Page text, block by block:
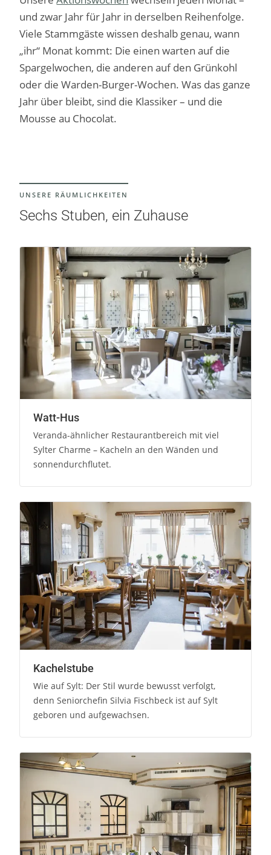
und zwar Jahr für Jahr in derselben Reihenfolge.
Viele Stammgäste wissen deshalb genau, wann
„ihr“ Monat kommt: Die einen warten auf die
Spargelwochen, die anderen auf den Grünkohl
oder die Warden-Burger-Wochen. Was das ganze
Jahr über bleibt, sind die Klassiker – und die
Mousse au Chocolat.
UNSERE RÄUMLICHKEITEN
Sechs Stuben, ein Zuhause
Watt-Hus
Veranda-ähnlicher Restaurantbereich mit viel
Sylter Charme – Kacheln an den Wänden und
sonnendurchflutet.
Kachelstube
Wie auf Sylt: Der Stil wurde bewusst verfolgt,
denn Seniorchefin Silvia Fischbeck ist auf Sylt
geboren und aufgewachsen.